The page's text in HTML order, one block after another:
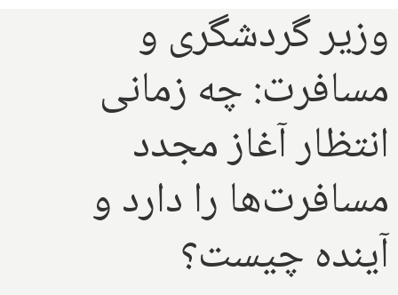
وزیر گردشگری و
مسافرت: چه زمانی
انتظار آغاز مجدد
مسافرت‌ها را دارد و
آینده چیست؟